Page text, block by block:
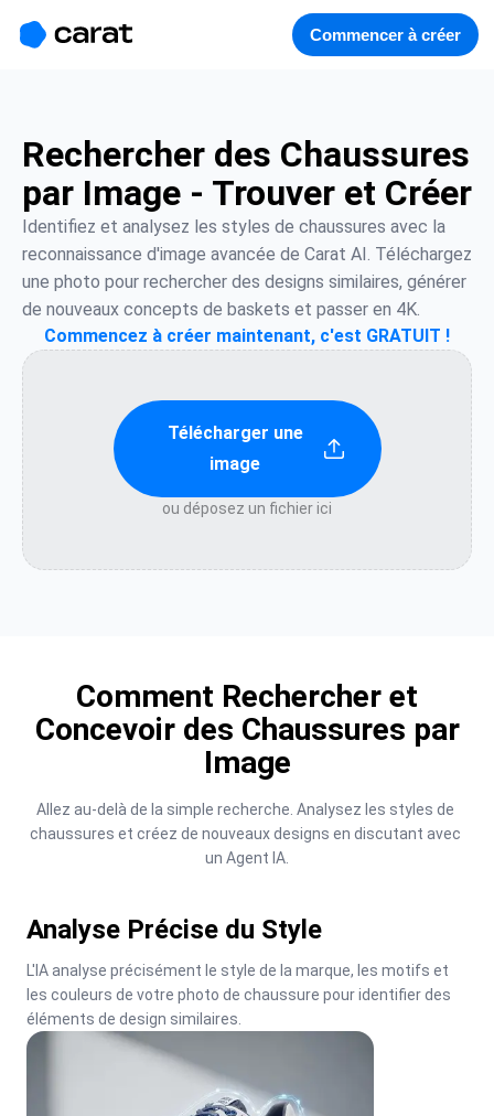
소개
Commencer à créer
Rechercher des Chaussures
par Image - Trouver et Créer
Identifiez et analysez les styles de chaussures avec la
reconnaissance d'image avancée de Carat AI. Téléchargez
une photo pour rechercher des designs similaires, générer
de nouveaux concepts de baskets et passer en 4K.
Commencez à créer maintenant, c'est GRATUIT !
Télécharger une
image
ou déposez un fichier ici
Comment Rechercher et
Concevoir des Chaussures par
Image
Allez au-delà de la simple recherche. Analysez les styles de
chaussures et créez de nouveaux designs en discutant avec
un Agent IA.
Analyse Précise du Style
L'IA analyse précisément le style de la marque, les motifs et
les couleurs de votre photo de chaussure pour identifier des
éléments de design similaires.